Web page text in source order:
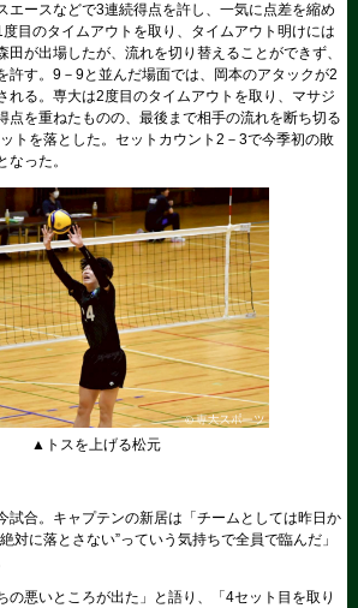
エースなどで3連続得点を許し、一気に点差を縮め
目のタイムアウトを取り、タイムアウト明けには
田が出場したが、流れを切り替えることができず、
許す。9－9と並んだ場面では、岡本のアタックが2
れる。専大は2度目のタイムアウトを取り、マサジ
点を重ねたものの、最後まで相手の流れを断ち切る
トを落とした。セットカウント2－3で今季初の敗
った。
▲トスを上げる松元
合。キャプテンの新居は「チームとしては昨日か
対に落とさない”っていう気持ちで全員で臨んだ」
悪いところが出た」と語り、「4セット目を取り